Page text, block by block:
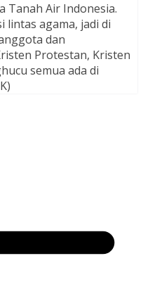
Tanah Air Indonesia.
lintas agama, jadi di
dan
Protestan, Kristen
semua ada di